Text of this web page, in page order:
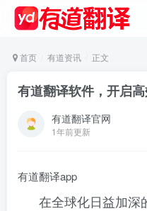
首页 有道资讯 正文
有道翻译软件，开启
有道翻译官网
1年前更新
有道翻译app
在全球化日益加深